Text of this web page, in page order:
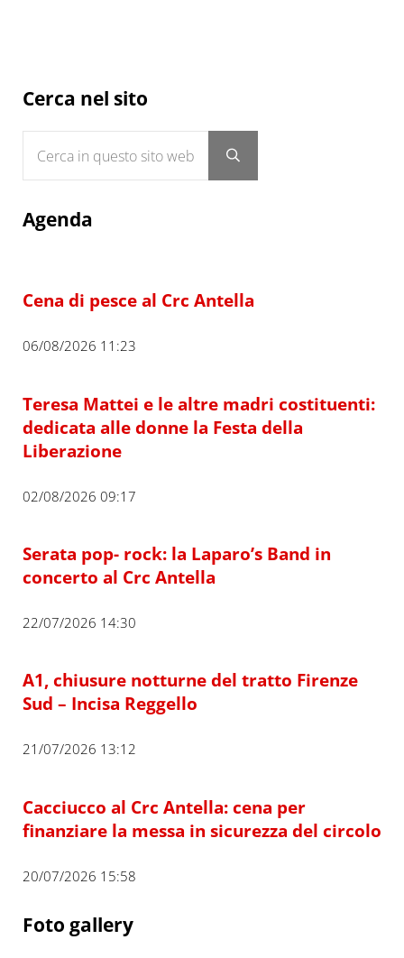
Sidebar
Cerca nel sito
Submit search
Agenda
Cena di pesce al Crc Antella
06/08/2026 11:23
Teresa Mattei e le altre madri costituenti:
dedicata alle donne la Festa della
Liberazione
02/08/2026 09:17
Serata pop- rock: la Laparo’s Band in
concerto al Crc Antella
22/07/2026 14:30
A1, chiusure notturne del tratto Firenze
Sud – Incisa Reggello
21/07/2026 13:12
Cacciucco al Crc Antella: cena per
finanziare la messa in sicurezza del circolo
20/07/2026 15:58
Foto gallery